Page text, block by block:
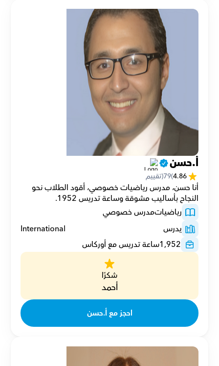
أ.حسن
4.86
(
79(تقييم
النجاح بأساليب مشوقة وساعة تدريس 1952.
رياضياتمدرس خصوصي
يدرس
International
1,952ساعة تدريس مع أوركاس
شكرًا
أحمد
احجز مع أ.حسن